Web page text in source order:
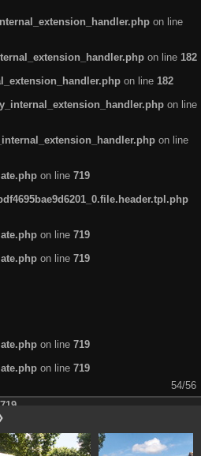
on line
on line 182
on line 182
on line
on line
on line 719
on line 719
on line 719
on line 719
on line 719
54/56
719